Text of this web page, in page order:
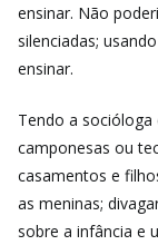
ensinar. Não
silenciadas;
ensinar.
Tendo a
camponesas ou
casamentos e
as meninas;
sobre a infância e